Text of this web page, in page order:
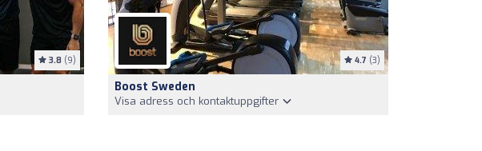
3.8 (9) 4.7 (3)
Boost Sweden
Visa adress och kontaktuppgifter